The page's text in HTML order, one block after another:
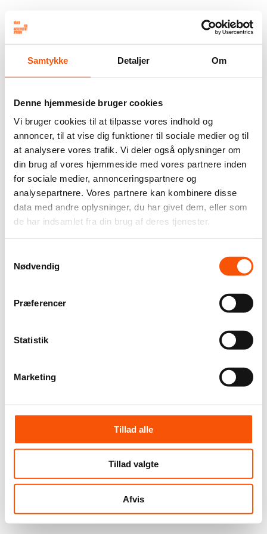
Samtykke Detaljer Om
Denne hjemmeside bruger cookies
Vi bruger cookies til at tilpasse vores indhold og
annoncer, til at vise dig funktioner til sociale medier og til
at analysere vores trafik. Vi deler også oplysninger om
din brug af vores hjemmeside med vores partnere inden
for sociale medier, annonceringspartnere og
analysepartnere. Vores partnere kan kombinere disse
data med andre oplysninger, du har givet dem, eller som
de har indsamlet fra din brug af deres tjenester.
Nødvendig
Præferencer
Statistik
Marketing
Tillad alle
Tillad valgte
Afvis